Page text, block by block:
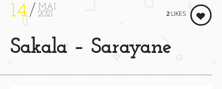
14
MAI
2021
Sakala – Sarayane
2 LIKES